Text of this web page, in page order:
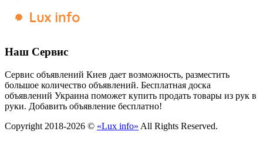
Наш Сервис
Сервис объявлений Киев дает возможность, разместить
большое количество объявлений. Бесплатная доска
объявлений Украина поможет купить продать товары из рук в
руки. Добавить объявление бесплатно!
Copyright 2018-2026 © «Lux info» All Rights Reserved.